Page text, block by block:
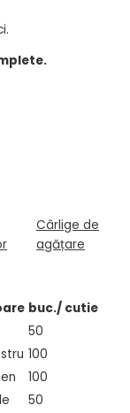
Cârlige de
agățare
buc./ cutie
50
100
100
50